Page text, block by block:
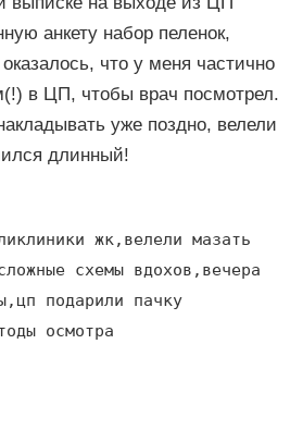
анкету набор пеленок,
что у меня частично
в ЦП, чтобы врач посмотрел.
уже поздно, велели
длинный!
жк,велели мазать
схемы вдохов,вечера
подарили пачку
осмотра